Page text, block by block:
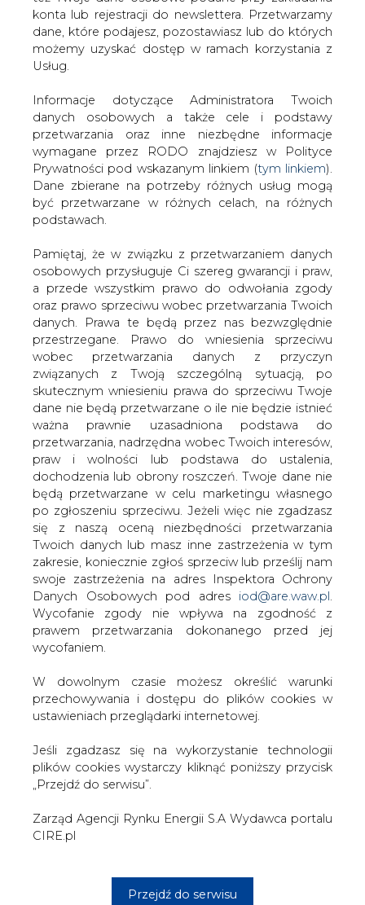
konta lub rejestracji do newslettera. Przetwarzamy
dane, które podajesz, pozostawiasz lub do których
możemy uzyskać dostęp w ramach korzystania z
Usług.
Informacje dotyczące Administratora Twoich
danych osobowych a także cele i podstawy
przetwarzania oraz inne niezbędne informacje
wymagane przez RODO znajdziesz w Polityce
Prywatności pod wskazanym linkiem (tym linkiem).
Dane zbierane na potrzeby różnych usług mogą
być przetwarzane w różnych celach, na różnych
podstawach.
Pamiętaj, że w związku z przetwarzaniem danych
osobowych przysługuje Ci szereg gwarancji i praw,
a przede wszystkim prawo do odwołania zgody
oraz prawo sprzeciwu wobec przetwarzania Twoich
danych. Prawa te będą przez nas bezwzględnie
przestrzegane. Prawo do wniesienia sprzeciwu
wobec przetwarzania danych z przyczyn
związanych z Twoją szczególną sytuacją, po
skutecznym wniesieniu prawa do sprzeciwu Twoje
dane nie będą przetwarzane o ile nie będzie istnieć
ważna prawnie uzasadniona podstawa do
przetwarzania, nadrzędna wobec Twoich interesów,
praw i wolności lub podstawa do ustalenia,
dochodzenia lub obrony roszczeń. Twoje dane nie
będą przetwarzane w celu marketingu własnego
po zgłoszeniu sprzeciwu. Jeżeli więc nie zgadzasz
się z naszą oceną niezbędności przetwarzania
Twoich danych lub masz inne zastrzeżenia w tym
zakresie, koniecznie zgłoś sprzeciw lub prześlij nam
swoje zastrzeżenia na adres Inspektora Ochrony
Danych Osobowych pod adres iod@are.waw.pl
Wycofanie zgody nie wpływa na zgodność z
prawem przetwarzania dokonanego przed jej
wycofaniem.
W dowolnym czasie możesz określić warunki
przechowywania i dostępu do plików cookies w
ustawieniach przeglądarki internetowej.
Jeśli zgadzasz się na wykorzystanie technologii
plików cookies wystarczy kliknąć poniższy przycisk
„Przejdź do serwisu”.
Zarząd Agencji Rynku Energii S.A Wydawca portalu
CIRE.pl
Przejdź do serwisu
Strona główna ZIELONA GOSPODARKA /
Światowe
nakłady finansowe na OZE
2018-10-30 00:00
skomentuj
udostępnij:
Światowe nakłady finansowe na
OZE
Jak wyglądają nakłady finansowe
przeznaczone na inwestycje związane z
budową odnawialnych źródeł energii na
świecie? Jakie technologie zyskują, a
jakie tracą na popularności?
Postępujący rozwój gospodarczy, występujący na
terenie wielu państw świata, wpływa pozytywnie na liczne
aspekty życia ich mieszkańców. Pociąga to jednak za
sobą pewne wymagania, których niespełnienie może
skutkować hamowaniem lub całkowitą blokadą owego
doskonalenia.
Jednym z takich czynników jest stale intensyfikowany
wzrost zapotrzebowania na energię. Wzmaga się ono
pomimo wprowadzania zasad racjonalnego
gospodarowania energią oraz efektywności
energetycznej, mającej na celu obniżenie
energochłonności przemysłu.
Na rys. 1-8 przedstawione zostały nakłady finansowe,
które przeznaczono na budowę instalacji związanych z
odnawialnymi źródłami energii. Zestawienia odnoszą się
do danych z lat 2005-2015. Widać na nich wyraźnie, które
technologie zyskują na popularności, a od których z
biegiem czasu się odchodzi.
Jako pierwsze wzięte są pod uwagę technologie
słoneczne. Należy pamiętać, iż dane te zawierają w sobie
nie tylko farmy fotowoltaiczne, ale również kolektory
słoneczne oraz elektrownie heliocentryczne. Duży wpływ
wiadomo, inwestuje ona olbrzymie pieniądze między
innymi w tego rodzaju rozwiązania z zakresu